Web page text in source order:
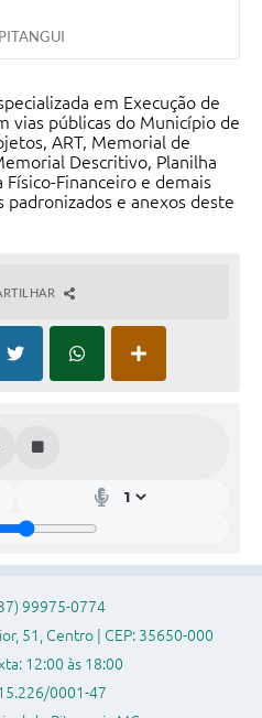
em Execução de
vias públicas do Município de
ART, Memorial de
Descritivo, Planilha
Financeiro e demais
padronizados e anexos deste
99975-0774
51, Centro | CEP: 35650-000
12:00 às 18:00
0001-47